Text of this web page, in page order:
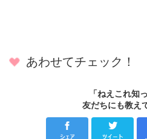
あわせてチェック！
「ねえこれ知
友だちにも教え